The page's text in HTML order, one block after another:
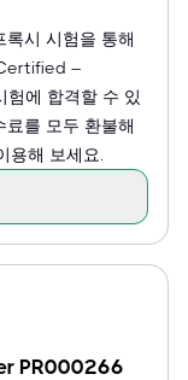
시 시험을 통해
–
에 합격할 수 있
료를 모두 환불해
용해 보세요.
PR000266